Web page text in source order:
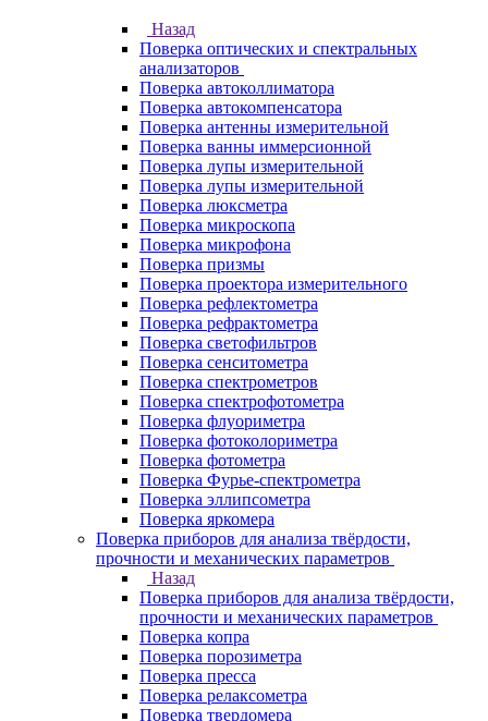
Назад
Поверка оптических и спектральных
анализаторов
Поверка автоколлиматора
Поверка автокомпенсатора
Поверка антенны измерительной
Поверка ванны иммерсионной
Поверка лупы измерительной
Поверка лупы измерительной
Поверка люксметра
Поверка микроскопа
Поверка микрофона
Поверка призмы
Поверка проектора измерительного
Поверка рефлектометра
Поверка рефрактометра
Поверка светофильтров
Поверка сенситометра
Поверка спектрометров
Поверка спектрофотометра
Поверка флуориметра
Поверка фотоколориметра
Поверка фотометра
Поверка Фурье-спектрометра
Поверка эллипсометра
Поверка яркомера
Поверка приборов для анализа твёрдости,
прочности и механических параметров
Назад
Поверка приборов для анализа твёрдости,
прочности и механических параметров
Поверка копра
Поверка порозиметра
Поверка пресса
Поверка релаксометра
Поверка твердомера